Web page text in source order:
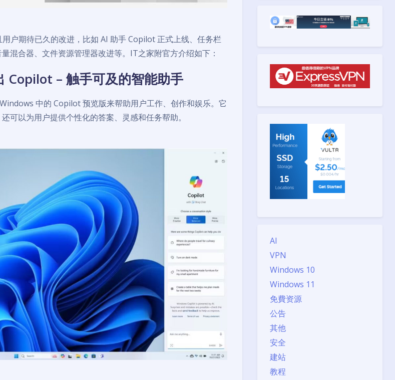
AI
VPN
Windows 10
Windows 11
免費资源
公告
其他
安全
建站
教程
户期待已久的改进，比如 AI 助手 Copilot 正式上线、任务栏
混合器、文件资源管理器改进等。IT之家附官方介绍如下：
Copilot – 触手可及的智能助手
中的 Copilot 预览版来帮助用户工作、创作和娱乐。它
可以为用户提供个性化的答案、灵感和任务帮助。